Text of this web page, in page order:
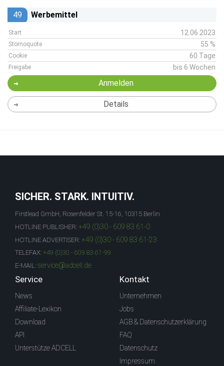
49 Werbemittel
Start 12.06.2023
Stornoquote 55 %
Cookie 60 Tage
Freigabe bis 6 Wochen
Anmelden
Details
SICHER. STARK. INTUITIV.
Firstlead GmbH, Rosenfelder St. 15-16, 10315 Berlin
HOTLINE PUBLISHER: +49 (0)30 - 609 83 61-0
HOTLINE ADVERTISER: +49 (0)30 - 609 83 61-23
TELEFAX: +49 (0)30 - 609 83 61-99
E-MAIL: service@adcell.de
Service
News
Affiliate-Lexikon
Download
API
Unterstütze ADCELL
Kontakt
Unternehmen
Jobs
AGB & Datenschutzerklärung
FAQ
Datenschutz
Impressum